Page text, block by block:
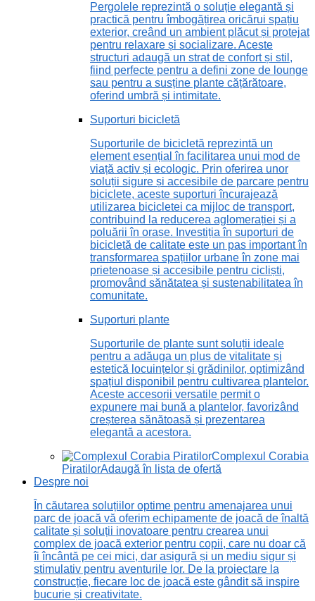
Pergolele reprezintă o soluție elegantă și
practică pentru îmbogățirea oricărui spațiu
exterior, creând un ambient plăcut și protejat
pentru relaxare și socializare. Aceste
structuri adaugă un strat de confort și stil,
fiind perfecte pentru a defini zone de lounge
sau pentru a susține plante cățărătoare,
oferind umbră și intimitate.
Suporturi bicicletă
Suporturile de bicicletă reprezintă un
element esențial în facilitarea unui mod de
viață activ și ecologic. Prin oferirea unor
soluții sigure și accesibile de parcare pentru
biciclete, aceste suporturi încurajează
utilizarea bicicletei ca mijloc de transport,
contribuind la reducerea aglomerației și a
poluării în orașe. Investiția în suporturi de
bicicletă de calitate este un pas important în
transformarea spațiilor urbane în zone mai
prietenoase și accesibile pentru cicliști,
promovând sănătatea și sustenabilitatea în
comunitate.
Suporturi plante
Suporturile de plante sunt soluții ideale
pentru a adăuga un plus de vitalitate și
estetică locuințelor și grădinilor, optimizând
spațiul disponibil pentru cultivarea plantelor.
Aceste accesorii versatile permit o
expunere mai bună a plantelor, favorizând
creșterea sănătoasă și prezentarea
elegantă a acestora.
Complexul Corabia
PiratilorAdaugă în lista de ofertă
Despre noi
În căutarea soluțiilor optime pentru amenajarea unui
parc de joacă vă oferim echipamente de joacă de înaltă
calitate și soluții inovatoare pentru crearea unui
complex de joacă exterior pentru copii, care nu doar că
îi încântă pe cei mici, dar asigură și un mediu sigur și
stimulativ pentru aventurile lor. De la proiectare la
construcție, fiecare loc de joacă este gândit să inspire
bucurie și creativitate.